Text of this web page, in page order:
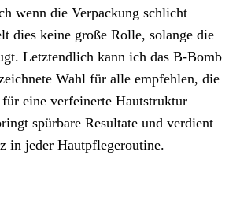
wenn die Verpackung schlicht
dies keine große Rolle, solange die
Letztendlich kann ich das B-Bomb
Wahl für alle empfehlen, die
eine verfeinerte Hautstruktur
spürbare Resultate und verdient
in jeder Hautpflegeroutine.